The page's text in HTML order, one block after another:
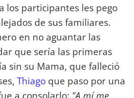
los participantes les pego
de sus familiares.
en no aguantar las
que sería las primeras
sin su Mama, que falleció
Thiago que paso por una
a consolarlo: "A mí me